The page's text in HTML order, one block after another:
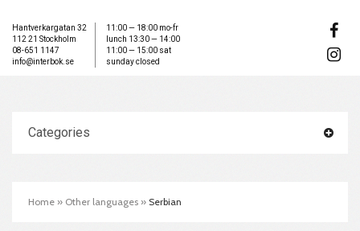
Hantverkargatan 32
112 21 Stockholm
08-651 1147
info@interbok.se
11:00 — 18:00 mo-fr
lunch 13:30 — 14:00
11:00 — 15:00 sat
sunday closed
Categories
Home » Other languages » Serbian